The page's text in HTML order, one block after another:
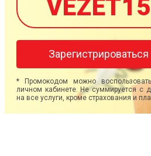
VEZET15
Зарегистрироваться
* Промокодом можно
личном кабинете. Не суммируется с
на все услуги, кроме страхования и